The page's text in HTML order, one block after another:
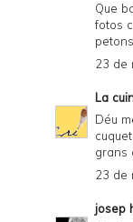
Que
fotos
petons
23 de
La
Déu
grans
23 de
josep